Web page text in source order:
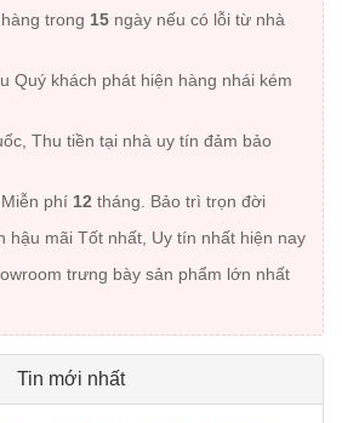
trong 15 ngày nếu có lỗi từ nhà
Quý khách phát hiện hàng nhái kém
Thu tiền tại nhà uy tín đảm bảo
phí 12 tháng. Bảo trì trọn đời
hậu mãi Tốt nhất, Uy tín nhất hiện nay
trưng bày sản phẩm lớn nhất
Tin mới nhất